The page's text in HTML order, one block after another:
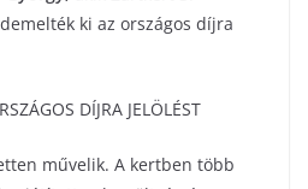
ki az országos díjra
DÍJRA JELÖLÉST
művelik. A kertben több